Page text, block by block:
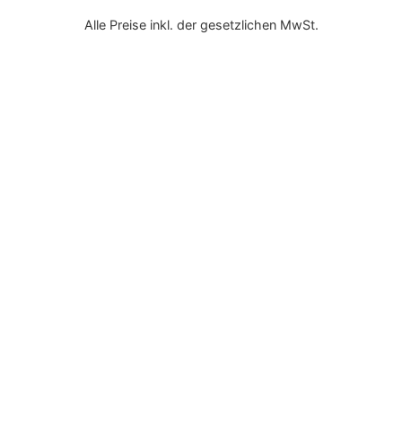
Alle Preise inkl. der gesetzlichen MwSt.